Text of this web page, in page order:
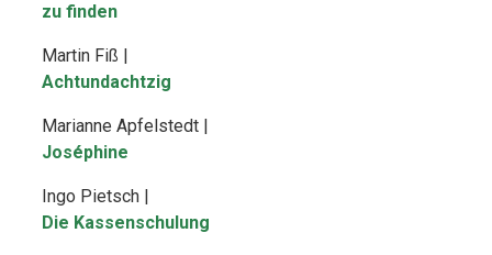
zu finden
Martin Fiß |
Achtundachtzig
Marianne Apfelstedt |
Joséphine
Ingo Pietsch |
Die Kassenschulung